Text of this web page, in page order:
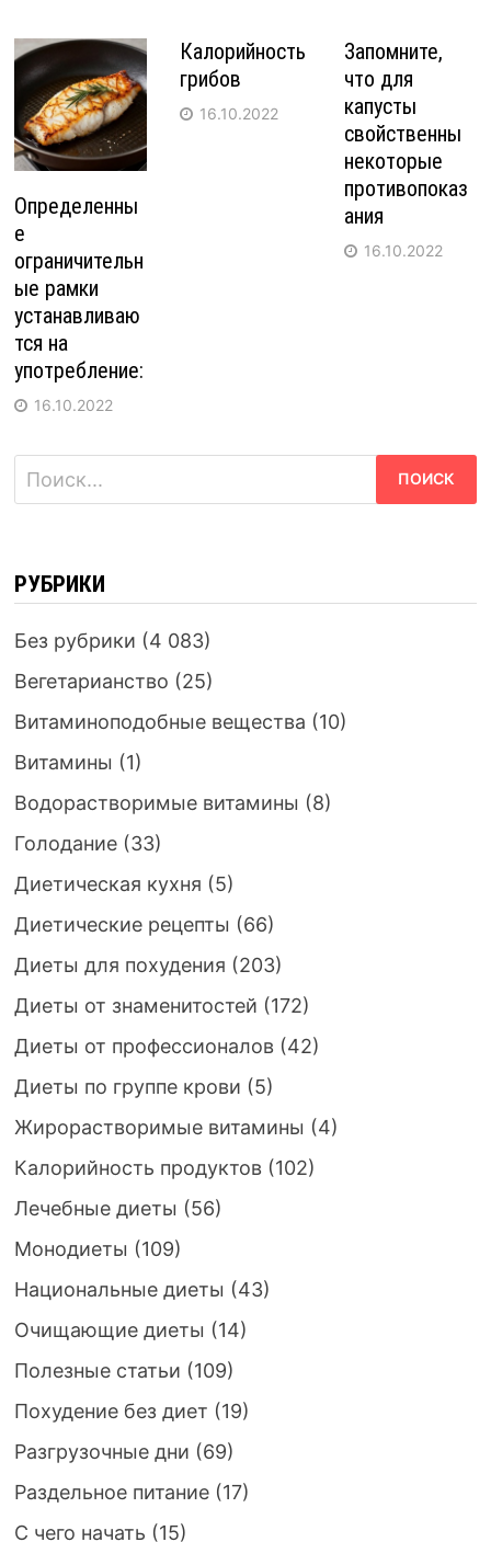
Определенны
е
ограничительн
ые рамки
устанавливаю
тся на
употребление:
16.10.2022
Калорийность
грибов
16.10.2022
Запомните,
что для
капусты
свойственны
некоторые
противопоказ
ания
16.10.2022
Найти:
РУБРИКИ
Без рубрики (4 083)
Вегетарианство (25)
Витаминоподобные вещества (10)
Витамины (1)
Водорастворимые витамины (8)
Голодание(33)
Диетическая кухня (5)
Диетические рецепты (66)
Диеты для похудения (203)
Диеты от знаменитостей (172)
Диеты от профессионалов(42)
Диеты по группе крови (5)
Жирорастворимые витамины (4)
Калорийность продуктов(102)
Лечебные диеты (56)
Монодиеты (109)
Национальные диеты (43)
Очищающие диеты (14)
Полезные статьи (109)
Похудение без диет (19)
Разгрузочные дни (69)
Раздельное питание(17)
С чего начать (15)